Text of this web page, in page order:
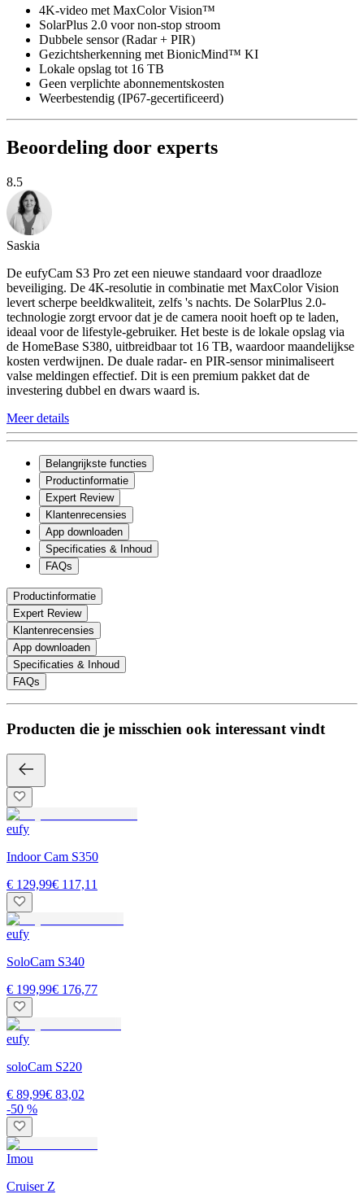
4K-video met MaxColor Vision™
SolarPlus 2.0 voor non-stop stroom
Dubbele sensor (Radar + PIR)
Gezichtsherkenning met BionicMind™ KI
Lokale opslag tot 16 TB
Geen verplichte abonnementskosten
Weerbestendig (IP67-gecertificeerd)
Beoordeling door experts
8.5
Saskia
De eufyCam S3 Pro zet een nieuwe standaard voor draadloze
beveiliging. De 4K-resolutie in combinatie met MaxColor Vision
levert scherpe beeldkwaliteit, zelfs 's nachts. De SolarPlus 2.0-
technologie zorgt ervoor dat je de camera nooit hoeft op te laden,
ideaal voor de lifestyle-gebruiker. Het beste is de lokale opslag via
de HomeBase S380, uitbreidbaar tot 16 TB, waardoor maandelijkse
kosten verdwijnen. De duale radar- en PIR-sensor minimaliseert
valse meldingen effectief. Dit is een premium pakket dat de
investering dubbel en dwars waard is.
Meer details
Belangrijkste functies
Productinformatie
Expert Review
Klantenrecensies
App downloaden
Specificaties & Inhoud
FAQs
Productinformatie
Expert Review
Klantenrecensies
App downloaden
Specificaties & Inhoud
FAQs
Producten die je misschien ook interessant vindt
eufy
Indoor Cam S350
€ 129,99€ 117,11
eufy
SoloCam S340
€ 199,99€ 176,77
eufy
soloCam S220
€ 89,99€ 83,02
-50 %
Imou
Cruiser Z